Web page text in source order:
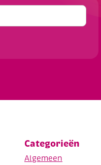
Categorieën
Algemeen